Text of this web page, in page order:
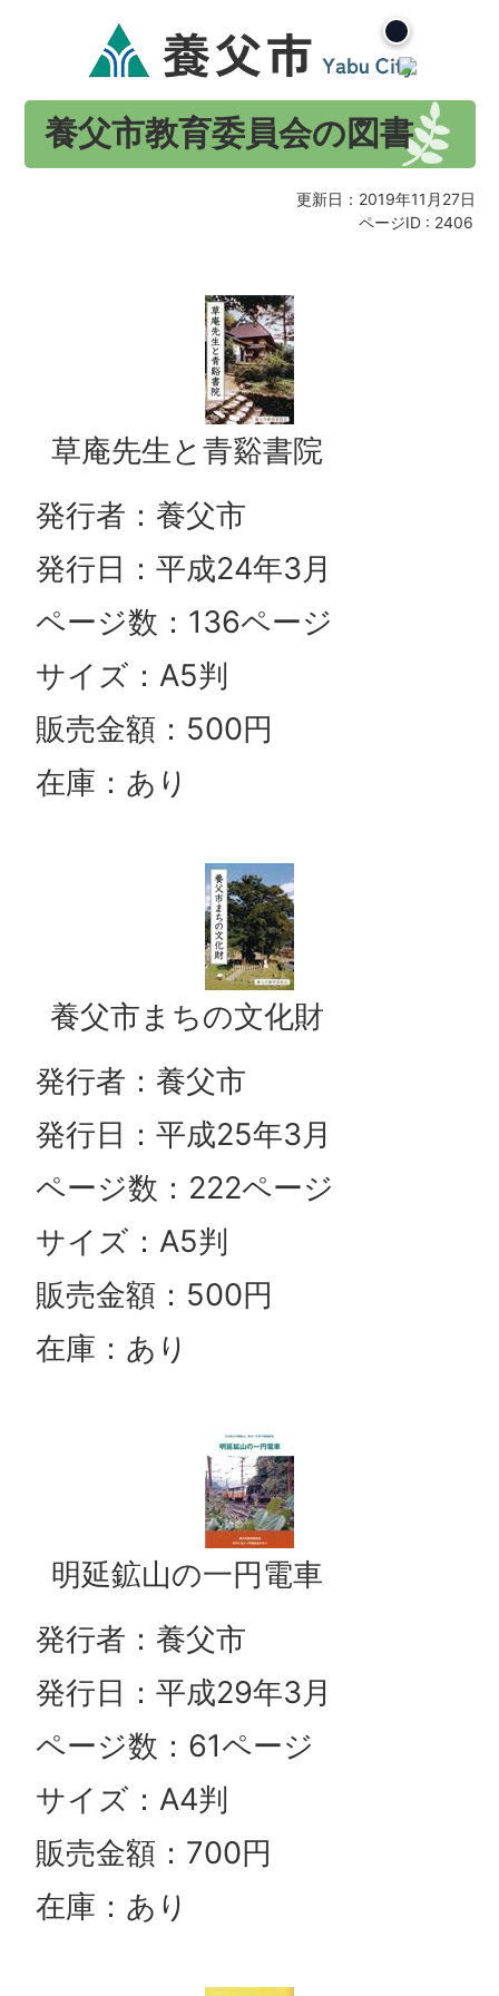
養父市教育委員会の図書
更新日：2019年11月27日
ページID : 2406
草庵先生と青谿書院
発行者：養父市
発行日：平成24年3月
ページ数：136ページ
サイズ：A5判
販売金額：500円
在庫：あり
養父市まちの文化財
発行者：養父市
発行日：平成25年3月
ページ数：222ページ
サイズ：A5判
販売金額：500円
在庫：あり
明延鉱山の一円電車
発行者：養父市
発行日：平成29年3月
ページ数：61ページ
サイズ：A4判
販売金額：700円
在庫：あり